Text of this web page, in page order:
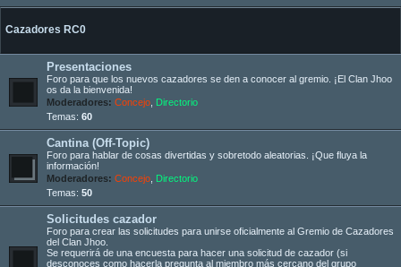
Cazadores RC0
Presentaciones
Foro para que los nuevos cazadores se den a conocer al gremio. ¡El Clan Jhoo
os da la bienvenida!
Moderadores: Concejo Directorio
Temas: 60
Cantina (Off-Topic)
Foro para hablar de cosas divertidas y sobretodo aleatorias. ¡Que fluya la
información!
Moderadores: Concejo Directorio
Temas: 50
Solicitudes cazador
Foro para crear las solicitudes para unirse oficialmente al Gremio de Cazadores
del Clan Jhoo.
Se requerirá de una encuesta para hacer una solicitud de cazador (si
desconoces como hacerla pregunta al miembro más cercano del grupo